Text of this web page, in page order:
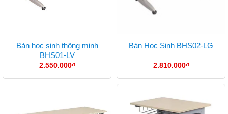
Bàn học sinh thông minh
BHS01-LV
2.550.000₫
Bàn Học Sinh BHS02-LG
2.810.000₫